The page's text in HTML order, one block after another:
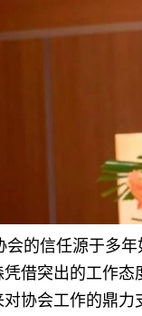
会的信任源于多
凭借突出的工作态
对协会工作的鼎力